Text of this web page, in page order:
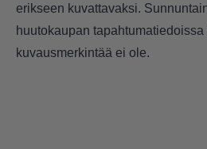
erikseen kuvattavaksi.
huutokaupan tapahtumatiedoissa
kuvausmerkintää ei ole.